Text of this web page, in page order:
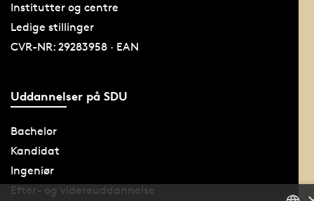
Institutter og centre
Ledige stillinger
CVR-NR: 29283958 · EAN
Uddannelser på SDU
Bachelor
Kandidat
Ingeniør
Efter- og videreuddannelse